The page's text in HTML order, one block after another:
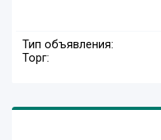
Тип объявления:
Торг: